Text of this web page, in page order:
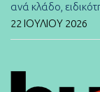
ανά κλάδο,
22 ΙΟΥΛΊΟΥ 2026